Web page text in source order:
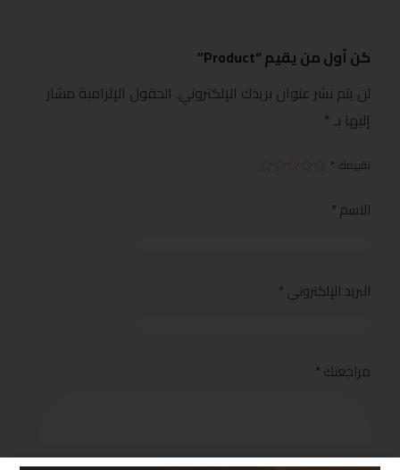
كن أول من يقيم “Product”
لن يتم نشر عنوان بريدك الإلكتروني. الحقول الإلزامية مشار
إليها بـ*
تقييمك *
الاسم*
البريد الإلكتروني*
مراجعتك*